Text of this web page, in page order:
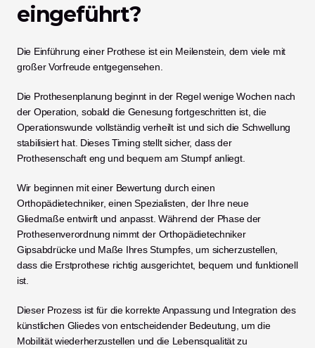
eingeführt?
Die Einführung einer Prothese ist ein Meilenstein, dem viele mit
großer Vorfreude entgegensehen.
Die Prothesenplanung beginnt in der Regel wenige Wochen nach
der Operation, sobald die Genesung fortgeschritten ist, die
Operationswunde vollständig verheilt ist und sich die Schwellung
stabilisiert hat. Dieses Timing stellt sicher, dass der
Prothesenschaft eng und bequem am Stumpf anliegt.
Wir beginnen mit einer Bewertung durch einen
Orthopädietechniker, einen Spezialisten, der Ihre neue
Gliedmaße entwirft und anpasst. Während der Phase der
Prothesenverordnung nimmt der Orthopädietechniker
Gipsabdrücke und Maße Ihres Stumpfes, um sicherzustellen,
dass die Erstprothese richtig ausgerichtet, bequem und funktionell
ist.
Dieser Prozess ist für die korrekte Anpassung und Integration des
künstlichen Gliedes von entscheidender Bedeutung, um die
Mobilität wiederherzustellen und die Lebensqualität zu